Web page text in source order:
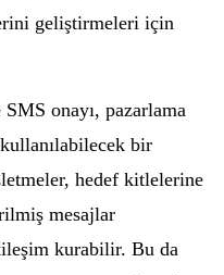
geliştirmeleri için
onayı, pazarlama
bir
hedef kitlelerine
mesajlar
kurabilir. Bu da